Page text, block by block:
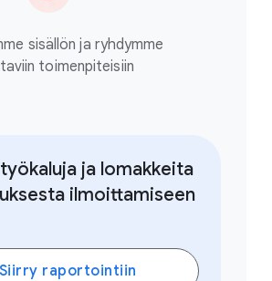
sisällön ja ryhdymme
toimenpiteisiin
ja lomakkeita
ilmoittamiseen
Siirry raportointiin